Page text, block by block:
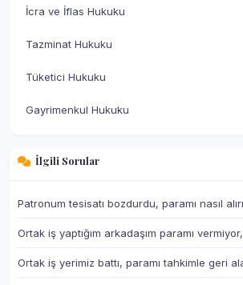
İcra ve İflas Hukuku
Tazminat Hukuku
Tüketici Hukuku
Gayrimenkul Hukuku
İlgili Sorular
Patronum tesisatı bozdurdu, paramı nasıl
Ortak iş yaptığım arkadaşım paramı
Ortak iş yerimiz battı, paramı tahkimle geri